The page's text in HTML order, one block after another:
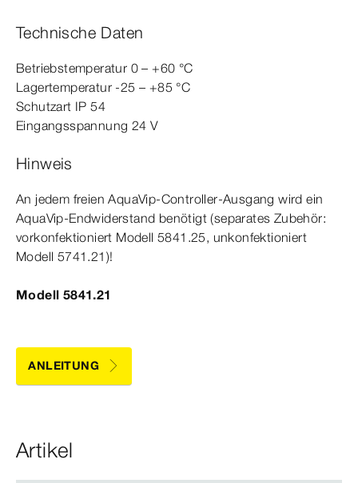
Technische Daten
Betriebstemperatur 0 – +60 °C
Lagertemperatur -25 – +85 °C
Schutzart IP 54
Eingangsspannung 24 V
Hinweis
An jedem freien AquaVip-​Controller-​Ausgang wird ein
AquaVip-​Endwiderstand benötigt (separates Zubehör:
vorkonfektioniert Modell 5841.25, unkonfektioniert
Modell 5741.21)!
Modell 5841.21
ANLEITUNG
Artikel